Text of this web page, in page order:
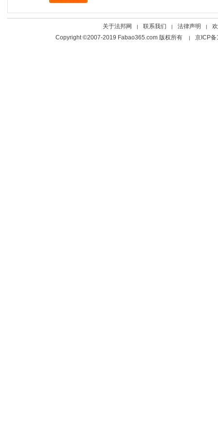
关于法邦网 | 联系我们 | 法律声明 |
Copyright ©2007-2019 Fabao365.com 版权所有
| 京ICP